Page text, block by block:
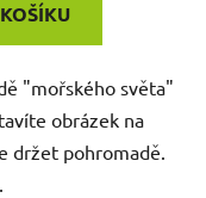
"mořského světa"
obrázek na
držet pohromadě.